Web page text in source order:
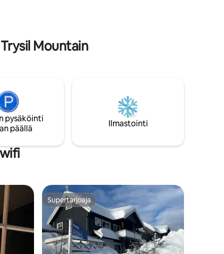
minuutin päässä.
Mountain
pysäköinti
päällä
Ilmastointi
Supertarjoaja
Supertarjoaja